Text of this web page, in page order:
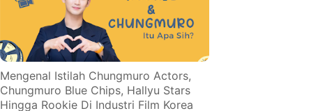
Mengenal Istilah Chungmuro Actors,
Chungmuro Blue Chips, Hallyu Stars
Hingga Rookie Di Industri Film Korea